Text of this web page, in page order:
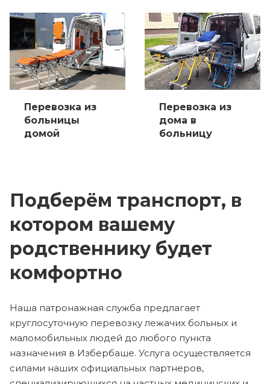
Перевозка из
больницы
домой
Перевозка из
дома в
больницу
Подберём транспорт, в
котором вашему
родственнику будет
комфортно
Наша патронажная служба предлагает
круглосуточную перевозку лежачих больных и
маломобильных людей до любого пункта
назначения в Избербаше. Услуга осуществляется
силами наших официальных партнеров,